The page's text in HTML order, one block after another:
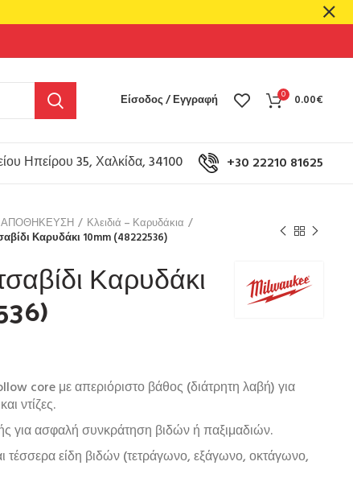
Είσοδος / Εγγραφή 0 0.00€
Ηπείρου 35, Χαλκίδα, 34100 +30 22210 81625
ΑΠΟΘΗΚΕΥΣΗ
Κλειδιά – Καρυδάκια
Καρυδάκι 10mm (48222536)
Καρυδάκι
core με απεριόριστο βάθος (διάτρητη λαβή) για
ντίζες.
για ασφαλή συνκράτηση βιδών ή παξιμαδιών.
τέσσερα είδη βιδών (τετράγωνο, εξάγωνο, οκτάγωνο,